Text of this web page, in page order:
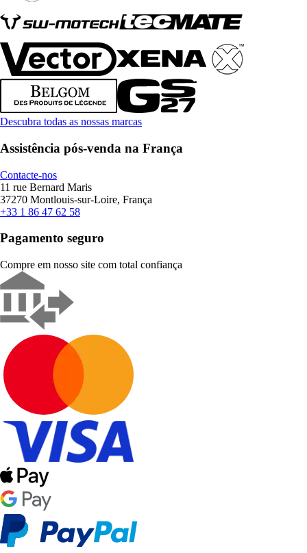
Descubra todas as nossas marcas
Assistência pós-venda na França
Contacte-nos
11 rue Bernard Maris
37270 Montlouis-sur-Loire, França
+33 1 86 47 62 58
Pagamento seguro
Compre em nosso site com total confiança